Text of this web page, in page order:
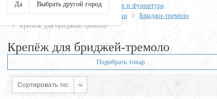
Да Выбрать другой город
Главная Всё для гитары
Запчасти и фурнитура
Бриджи, струнодержатели, колышки
Бриджи-тремоло
Крепёж для бриджей-тремоло
Крепёж для бриджей-тремоло
Подобрать товар
Сортировать по: